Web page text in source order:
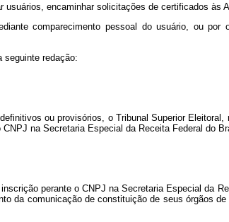
encaminhar solicitações de certificados às
comparecimento pessoal do usuário, ou por
seguinte redação:
ou provisórios, o Tribunal Superior Eleitoral,
na Secretaria Especial da Receita Federal do
perante o CNPJ na Secretaria Especial da
da comunicação de constituição de seus órgãos